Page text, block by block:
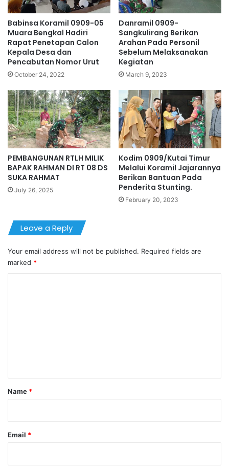
Babinsa Koramil 0909-05
Muara Bengkal Hadiri
Rapat Penetapan Calon
Kepala Desa dan
Pencabutan Nomor Urut
October 24, 2022
Danramil 0909-
Sangkulirang Berikan
Arahan Pada Personil
Sebelum Melaksanakan
Kegiatan
March 9, 2023
PEMBANGUNAN RTLH MILIK
BAPAK RAHMAN DI RT 08 DS
SUKA RAHMAT
July 26, 2025
Kodim 0909/Kutai Timur
Melalui Koramil Jajarannya
Berikan Bantuan Pada
Penderita Stunting.
February 20, 2023
Leave a Reply
Your email address will not be published. Required fields are
marked *
*
Name *
Email *